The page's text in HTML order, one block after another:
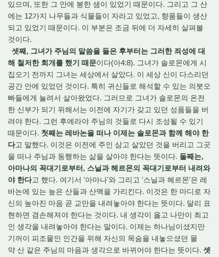
있으며, 또한 그 안에 봉한 샘이 있었기 때문이다. 그리고 그 산
에는 12가지 나무들과 식물들이 자라고 있었고, 향품들이 생산
되고 있었기 때문이다. 이 부분은 조금 뒤에 더 자세히 살펴볼
것이다.
셋째, 그녀가 주님의 말씀을 들은 후부터는 그러한 죄성에 대
해 철저한 회개를 했기 때문이다(아4:8). 그녀가 솔로몬에게 시
집오기 전까지 그녀는 세상에서 살았다. 이 세상 신이 다스리던
공간 안에 있었던 것이다. 특히 귀신들로 해석할 수 있는 의붓오
빠들에게 눌려서 살아왔었다. 그러므로 그녀가 솔로몬의 온전
한 신부가 되기 위해서는 이전에 자기가 갖고 있던 성품들을 버
려야 한다. 그런 후에라야 주님의 것들로 다시 조성될 수 있기
때문이다. 첫째는 레바논을 떠나 이제는 솔로몬과 함께 해야 한
다고 말했다. 이것은 이전에 주인 삼고 살았던 것을 버리고 그곳
을 떠나 주님과 동행하는 삶을 살아야 한다는 뜻이다. 둘째는,
아마나의 꼭대기로부터, 스닐과 헤르몬의 꼭대기로부터 내려와
야 한다고 했다. 여기서 '아마나'와 그리고 '스닐과 헤르몬'은 레
바논에 있는 높은 산들과 산맥을 가리킨다. 이것은 한 마디로 자
신의 높아진 마음 곧 교만을 내려놓아야 한다는 뜻이다. 달리 표
현하면 겸손해져야 한다는 것이다. 내 생각이 옳고 나만이 최고
인 생각을 내려놓아야 한다는 말이다. 이제는 하나님이셨지만
기꺼이 피조물인 인간을 위해 자신의 목숨을 내놓으셨던 몰
약 산 같은 주님의 마음과 생각으로 바뀌어야 한다는 뜻이다. 셋